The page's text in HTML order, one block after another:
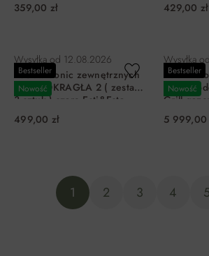
359,00 zł
429,00 zł
Bestseller
Nowość
Wysyłka od 12.08.2026
Zestaw donic zewnętrznych
CORA OKRAGŁA 2 ( zestaw
3 sztuk ) szare Esti&Esta
499,00 zł
Bestseller
Nowość
Wysyłka od
Kuchnia
szafką
Grill
K4PLUS
5 999,00
1 2 3 4 5